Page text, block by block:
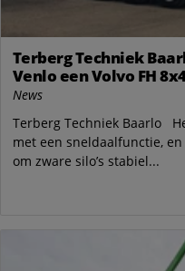
Terberg Techniek
Venlo een Volvo FH
tonskabel silosysteem
News
Terberg Techniek Baarlo
met een sneldaalfunctie,
om zware silo’s stabiel...